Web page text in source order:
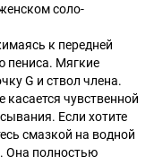
соло-
к передней
пениса. Мягкие
G и ствол члена.
чувственной
Если хотите
смазкой на водной
Она полностью